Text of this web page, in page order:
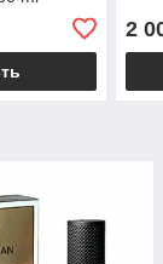
2